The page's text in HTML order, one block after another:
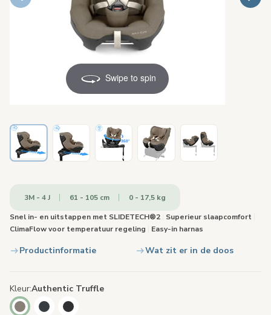
Swipe to spin
3M - 4 J 61 - 105 cm
0 - 17,5 kg
Snel in- en uitstappen met SLIDETECH®2
Superieur slaapcomfort
ClimaFlow voor temperatuur regeling
Easy-in harnas
Productinformatie Wat zit er in de doos
KleurAuthentic Truffle